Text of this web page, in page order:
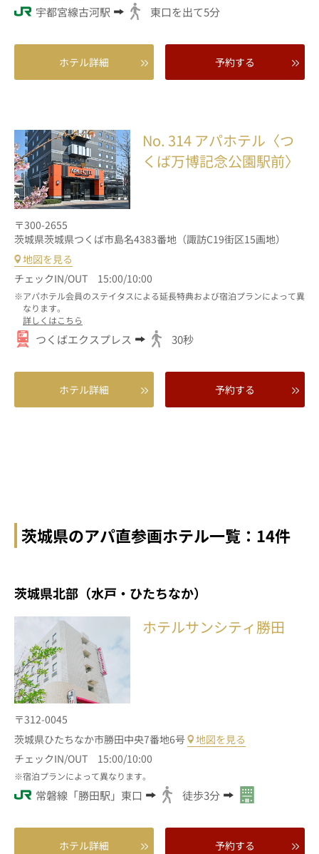
宇都宮線古河駅 東口を出て5分
ホテル詳細 予約する
No. 314 アパホテル〈つ
くば万博記念公園駅前〉
〒300-2655
茨城県茨城県つくば市島名4383番地（諏訪C19街区15画地）
地図を見る
チェックIN/OUT 15:00/10:00
アパホテル会員のステイタスによる延長特典および宿泊プランによって異
なります。
詳しくはこちら
つくばエクスプレス 30秒
ホテル詳細 予約する
茨城県のアパ直参画ホテル一覧：14件
茨城県北部（水戸・ひたちなか）
ホテルサンシティ勝田
〒312-0045
茨城県ひたちなか市勝田中央7番地6号
地図を見る
チェックIN/OUT 15:00/10:00
宿泊プランによって異なります。
常磐線「勝田駅」東口 徒歩3分
ホテル詳細 予約する